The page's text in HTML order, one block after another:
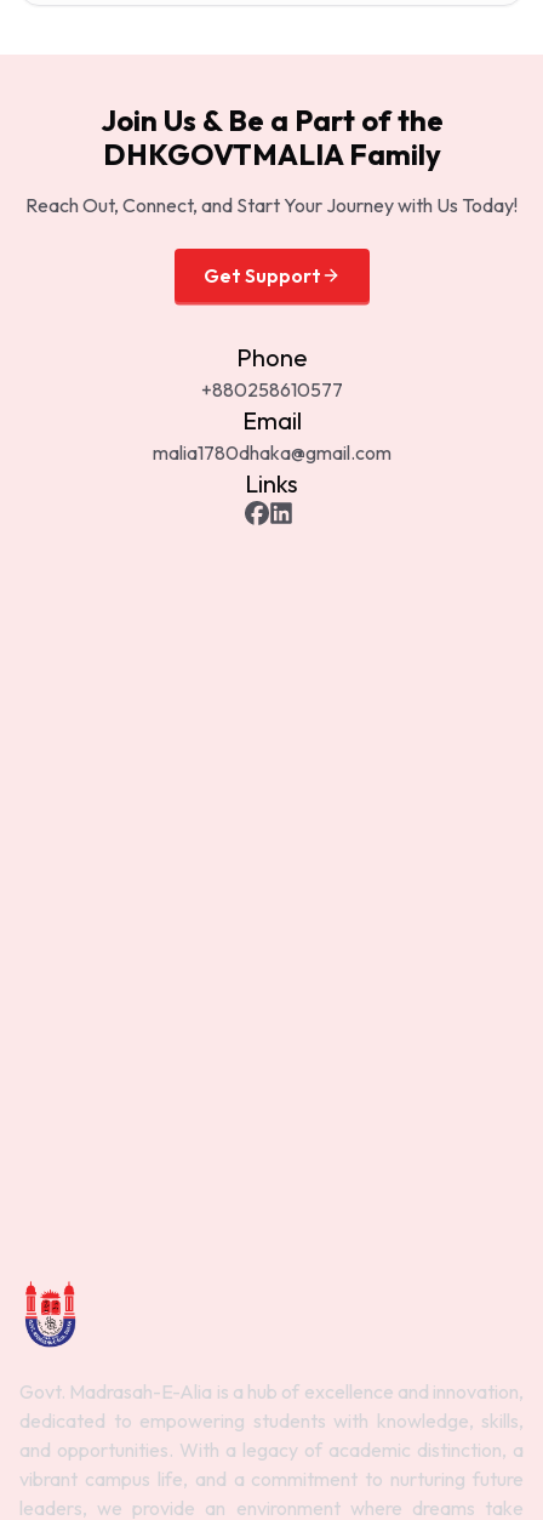
Join Us & Be a Part of the
DHKGOVTMALIA Family
Reach Out, Connect, and Start Your Journey with Us Today!
Get Support
Phone
+880258610577
Email
malia1780dhaka@gmail.com
Links
Govt. Madrasah-E-Alia is a hub of excellence and innovation,
dedicated to empowering students with knowledge, skills,
and opportunities. With a legacy of academic distinction, a
vibrant campus life, and a commitment to nurturing future
leaders, we provide an environment where dreams take